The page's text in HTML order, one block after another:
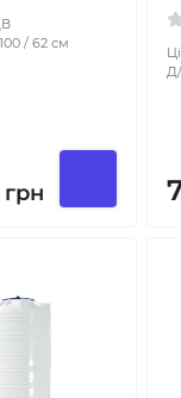
/ 62 см
грн